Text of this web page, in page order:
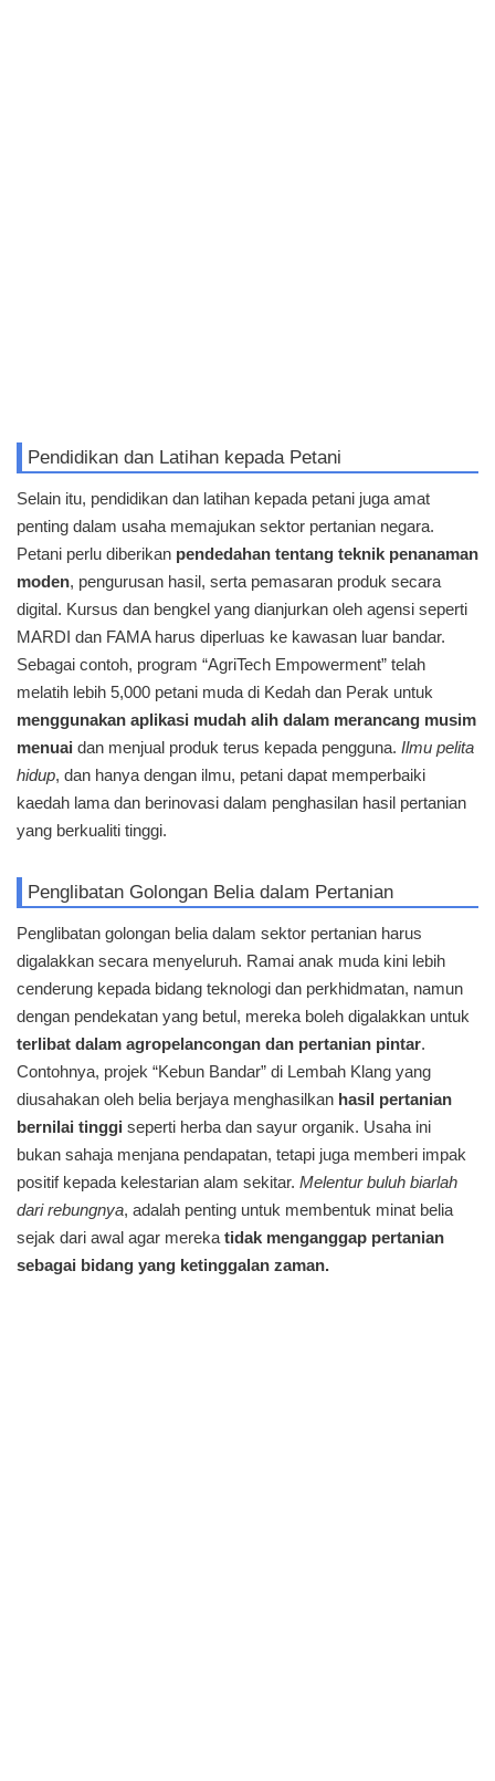
Pendidikan dan Latihan kepada Petani
Selain itu, pendidikan dan latihan kepada petani juga amat
penting dalam usaha memajukan sektor pertanian negara.
Petani perlu diberikan pendedahan tentang teknik penanaman
moden, pengurusan hasil, serta pemasaran produk secara
digital. Kursus dan bengkel yang dianjurkan oleh agensi seperti
MARDI dan FAMA harus diperluas ke kawasan luar bandar.
Sebagai contoh, program “AgriTech Empowerment” telah
melatih lebih 5,000 petani muda di Kedah dan Perak untuk
menggunakan aplikasi mudah alih dalam merancang musim
menuai dan menjual produk terus kepada pengguna. Ilmu pelita
hidup, dan hanya dengan ilmu, petani dapat memperbaiki
kaedah lama dan berinovasi dalam penghasilan hasil pertanian
yang berkualiti tinggi.
Penglibatan Golongan Belia dalam Pertanian
Penglibatan golongan belia dalam sektor pertanian harus
digalakkan secara menyeluruh. Ramai anak muda kini lebih
cenderung kepada bidang teknologi dan perkhidmatan, namun
dengan pendekatan yang betul, mereka boleh digalakkan untuk
terlibat dalam agropelancongan dan pertanian pintar.
Contohnya, projek “Kebun Bandar” di Lembah Klang yang
diusahakan oleh belia berjaya menghasilkan hasil pertanian
bernilai tinggi seperti herba dan sayur organik. Usaha ini
bukan sahaja menjana pendapatan, tetapi juga memberi impak
positif kepada kelestarian alam sekitar. Melentur buluh biarlah
dari rebungnya, adalah penting untuk membentuk minat belia
sejak dari awal agar mereka tidak menganggap pertanian
sebagai bidang yang ketinggalan zaman.